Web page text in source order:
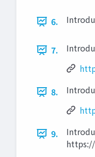
6.
7.
8.
9.
https://